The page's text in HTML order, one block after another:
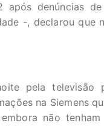
denúncias
-, declarou que
pela televisão
na Siemens
não